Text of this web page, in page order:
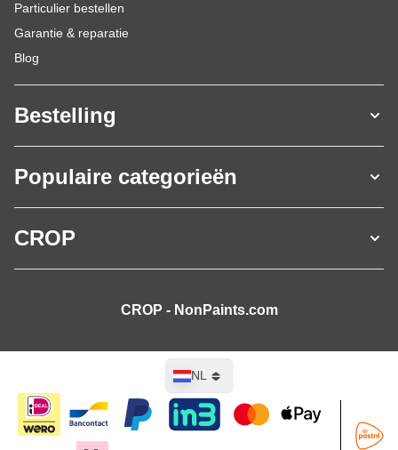
Particulier bestellen
Garantie & reparatie
Blog
Bestelling
Populaire categorieën
CROP
CROP - NonPaints.com
Taal
NL